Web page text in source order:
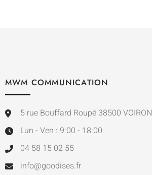
MWM COMMUNICATION
5 rue Bouffard Roupé 38500 VOIRON
Lun - Ven : 9:00 - 18:00
04 58 15 02 55
info@goodises.fr